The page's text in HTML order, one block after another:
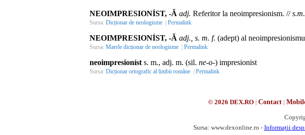
NEOIMPRESIONÍST, -Ă adj. Referitor la neoimpresionism. //
Sursa: Dicționar de neologisme | Permalink
NEOIMPRESIONÍST, -Ă adj., s. m. f. (adept) al
Sursa: Marele dicționar de neologisme | Permalink
neoimpresioníst s. m., adj. m. (sil. ne-o-) impresionist
Sursa: Dicționar ortografic al limbii române | Permalink
© 2026 DEX.RO| Contact|
Sursa: www.dexonline.ro - Informații